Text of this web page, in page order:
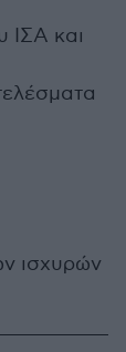
ΙΣΑ και
ισχυρών